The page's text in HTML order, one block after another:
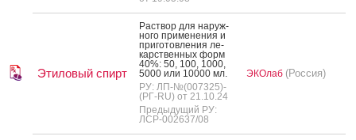
Этиловый спирт
Рас­твор для на­руж­
но­го при­мене­ния и
при­готов­ле­ния ле­
карс­твен­ных форм
40%: 50, 100, 1000,
5000 или 10000 мл.
РУ: ЛП-№(007325)-
(РГ-RU) от 21.10.24
Предыдущий РУ:
ЛСР-002637/08
ЭКОлаб (Россия)